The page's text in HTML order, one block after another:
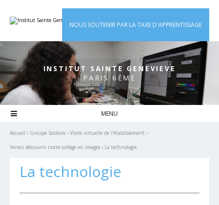
contenu.
la
INSTITUT SAINTE GENEVIEVE
PARIS 6ÈME
NOUS SOUTENIR PAR LA TAXE D'APPRENTISSAGE

Accueil › Groupe Scolaire › Visite virtuelle de l'établissement ›
Venez découvrir notre collège en images › La technologie
La technologie